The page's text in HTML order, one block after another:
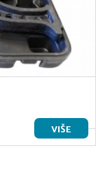
VIŠE